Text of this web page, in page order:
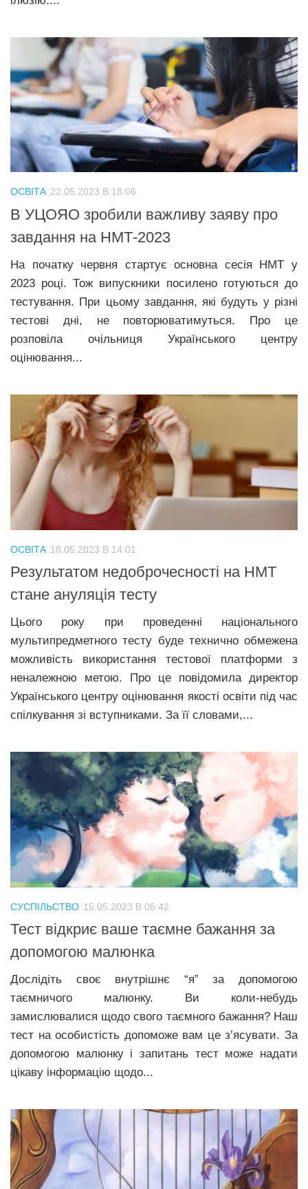
ОСВІТА 22.05.2023 В 18:06
В УЦОЯО зробили важливу заяву про
завдання на НМТ-2023
На початку червня стартує основна сесія НМТ у
2023 році. Тож випускники посилено готуються до
тестування. При цьому завдання, які будуть у різні
тестові дні, не повторюватимуться. Про це
розповіла очільниця Українського центру
оцінювання...
ОСВІТА 18.05.2023 В 14:01
Результатом недоброчесності на НМТ
стане ануляція тесту
Цього року при проведенні національного
мультипредметного тесту буде технично обмежена
можливість використання тестової платформи з
неналежною метою. Про це повідомила директор
Українського центру оцінювання якості освіти під час
спілкування зі вступниками. За її словами,...
СУСПІЛЬСТВО 15.05.2023 В 06:42
Тест відкриє ваше таємне бажання за
допомогою малюнка
Дослідіть своє внутрішнє “я” за допомогою
таємничого малюнку. Ви коли-небудь
замислювалися щодо свого таємного бажання? Наш
тест на особистість допоможе вам це з’ясувати. За
допомогою малюнку і запитань тест може надати
цікаву інформацію щодо...